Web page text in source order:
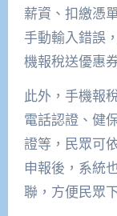
薪資、扣繳憑
手動輸入錯誤
機報稅送優惠
此外，手機報
電話認證、健
證等，民眾可
申報後，系統
聯，方便民眾